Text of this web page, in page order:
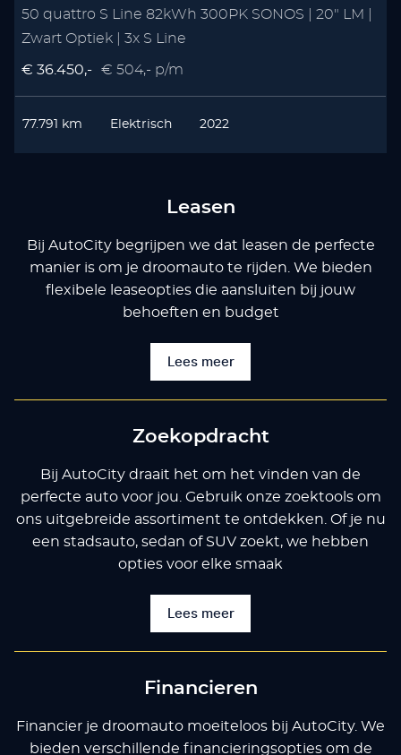
50 quattro S Line 82kWh 300PK SONOS | 20" LM |
Zwart Optiek | 3x S Line
€ 36.450,- € 504,- p/m
77.791 km Elektrisch 2022
Leasen
Bij AutoCity begrijpen we dat leasen de perfecte
manier is om je droomauto te rijden. We bieden
flexibele leaseopties die aansluiten bij jouw
behoeften en budget
Lees meer
Zoekopdracht
Bij AutoCity draait het om het vinden van de
perfecte auto voor jou. Gebruik onze zoektools om
ons uitgebreide assortiment te ontdekken. Of je nu
een stadsauto, sedan of SUV zoekt, we hebben
opties voor elke smaak
Lees meer
Financieren
Financier je droomauto moeiteloos bij AutoCity. We
bieden verschillende financieringsopties om de